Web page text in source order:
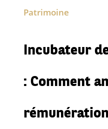
Patrimoine
Incubateur
: Comment